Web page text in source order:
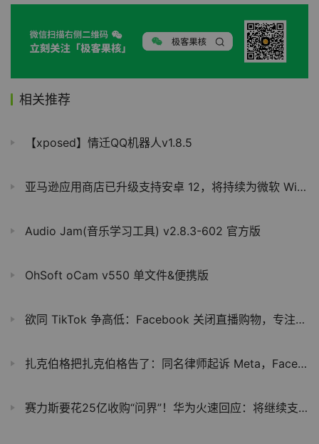
相关推荐
【xposed】情迁QQ机器人v1.8.5
亚马逊应用商店已升级支持安卓 12，将持续为微软 Win11 WSA 提供 App
Audio Jam(音乐学习工具) v2.8.3-602 官方版
OhSoft oCam v550 单文件&便携版
欲同 TikTok 争高低：Facebook 关闭直播购物，专注短视频
扎克伯格把扎克伯格告了：同名律师起诉 Meta，Facebook 八年封号五次
赛力斯要花25亿收购“问界”！华为火速回应：将继续支持其造好问界